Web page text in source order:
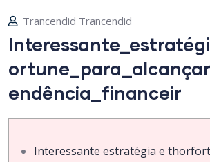
Trancendid Trancendid
endência_financeir
Interessante estratégia e